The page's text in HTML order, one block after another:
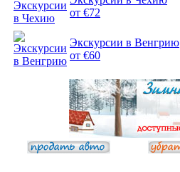
от €72
Экскурсии в Венгрию
от €60